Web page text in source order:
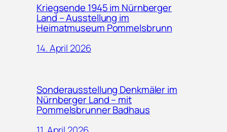
Kriegsende 1945 im Nürnberger
Land – Ausstellung im
Heimatmuseum Pommelsbrunn
14. April 2026
Sonderausstellung Denkmäler im
Nürnberger Land – mit
Pommelsbrunner Badhaus